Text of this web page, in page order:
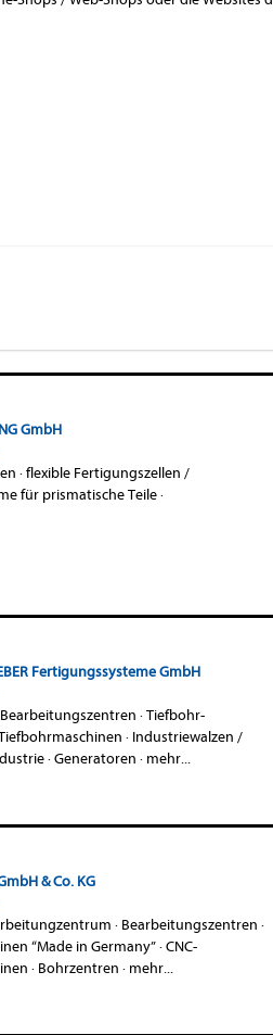
GmbH
·flexible Fertigungszellen /
für prismatische Teile·
Fertigungssysteme GmbH
Bearbeitungszentren ·Tiefbohr-
· Industriewalzen /
·Generatoren · mehr...
& Co. KG
· Bearbeitungszentren ·
“Made in Germany”·CNC-
· Bohrzentren · mehr...